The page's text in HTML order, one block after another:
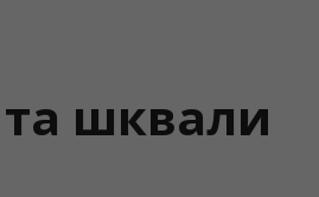
та шквали